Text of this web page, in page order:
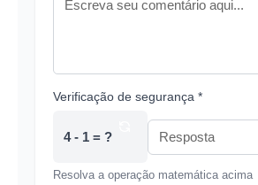
Verificação de segurança *
4 - 1 = ?
Resolva a operação matemática acima